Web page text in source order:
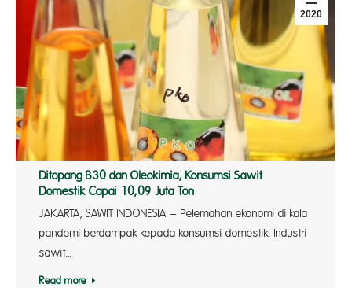
2020
Ditopang B30 dan Oleokimia, Konsumsi Sawit
Domestik Capai 10,09 Juta Ton
JAKARTA, SAWIT INDONESIA – Pelemahan ekonomi di kala
pandemi berdampak kepada konsumsi domestik. Industri
sawit…
Read more